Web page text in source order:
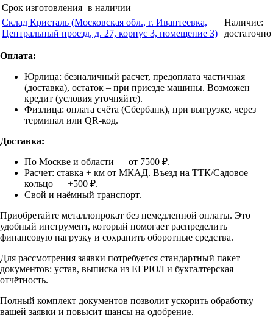
Срок изготовления в наличии
Склад Кристаль (Московская обл., г. Ивантеевка,
Центральный проезд, д. 27, корпус 3, помещение 3)
Наличие:
достаточно
Оплата:
Юрлица: безналичный расчет, предоплата частичная
(доставка), остаток – при приезде машины. Возможен
кредит (условия уточняйте).
Физлица: оплата счёта (Сбербанк), при выгрузке, через
терминал или QR-код.
Доставка:
По Москве и области — от 7500 ₽.
Расчет: ставка + км от МКАД. Въезд на ТТК/Садовое
кольцо — +500 ₽.
Свой и наёмный транспорт.
Приобретайте металлопрокат без немедленной оплаты. Это
удобный инструмент, который помогает распределить
финансовую нагрузку и сохранить оборотные средства.
Для рассмотрения заявки потребуется стандартный пакет
документов: устав, выписка из ЕГРЮЛ и бухгалтерская
отчётность.
Полный комплект документов позволит ускорить обработку
вашей заявки и повысит шансы на одобрение.